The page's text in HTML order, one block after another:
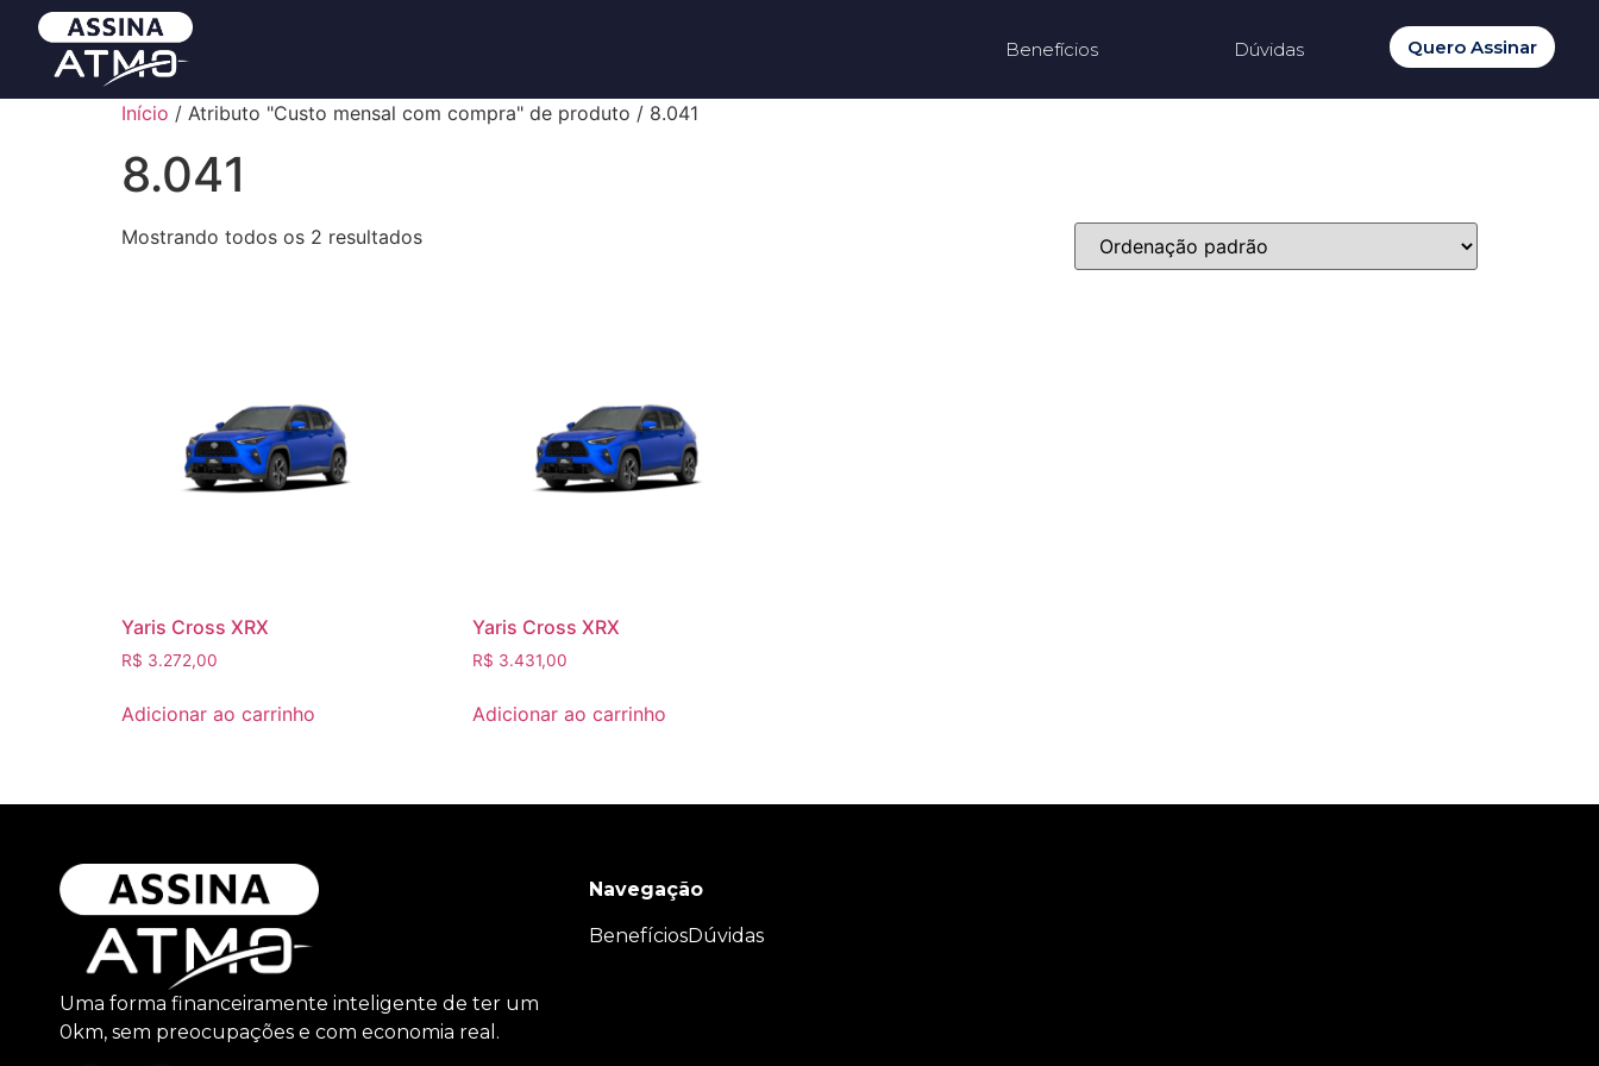
Dúvidas
Benefícios Quero Assinar
Início / Atributo "Custo mensal com compra" de produto / 8.041
8.041
Mostrando todos os 2 resultados
Yaris Cross XRX
R$ 3.272,00
Adicionar ao carrinho
Yaris Cross XRX
R$ 3.431,00
Adicionar ao carrinho
Uma forma financeiramente inteligente de ter um
0km, sem preocupações e com economia real.
Navegação
BenefíciosDúvidas